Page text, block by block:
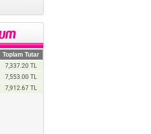
Toplam Tutar
7,337.20 TL
7,553.00 TL
7,912.67 TL